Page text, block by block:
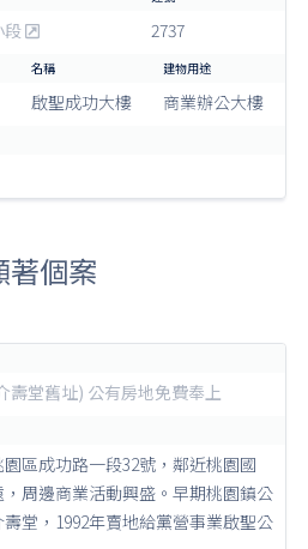
段 2737
啟聖成功大樓 商業辦公大樓
著個案
壽堂舊址) 公有房地免費奉上
區成功路一段32號，鄰近桃園國
周邊商業活動興盛。早期桃園鎮公
堂，1992年賣地給黨營事業啟聖公